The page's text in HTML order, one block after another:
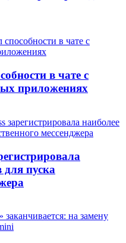
в чате с
приложениях
для пуска